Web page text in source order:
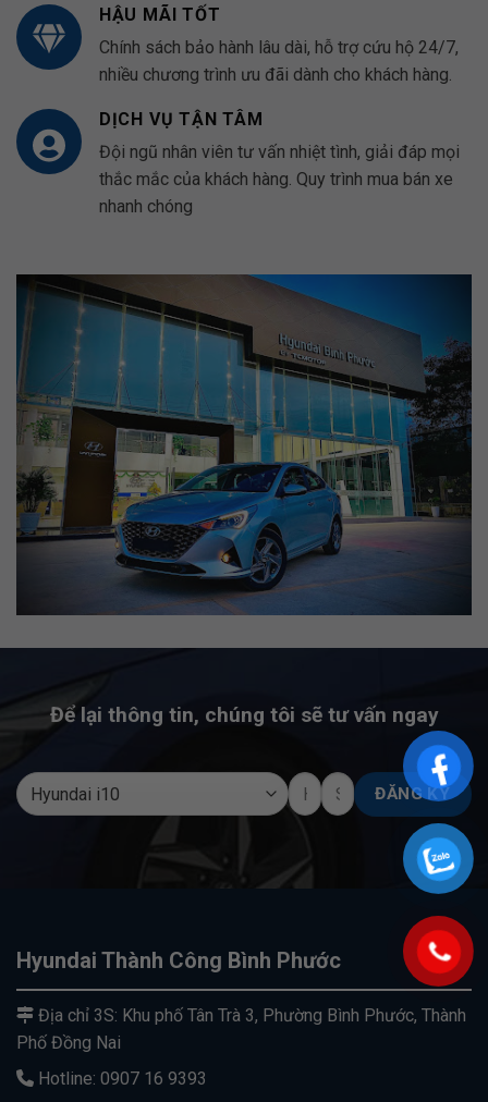
HẬU MÃI TỐT
Chính sách bảo hành lâu dài, hỗ trợ cứu hộ 24/7,
nhiều chương trình ưu đãi dành cho khách hàng.
DỊCH VỤ TẬN TÂM
Đội ngũ nhân viên tư vấn nhiệt tình, giải đáp mọi
thắc mắc của khách hàng. Quy trình mua bán xe
nhanh chóng
Để lại thông tin, chúng tôi sẽ tư vấn ngay
Hyundai Thành Công Bình Phước
Địa chỉ 3S: Khu phố Tân Trà 3, Phường Bình Phước, Thành
Phố Đồng Nai
Hotline: 0907 16 9393